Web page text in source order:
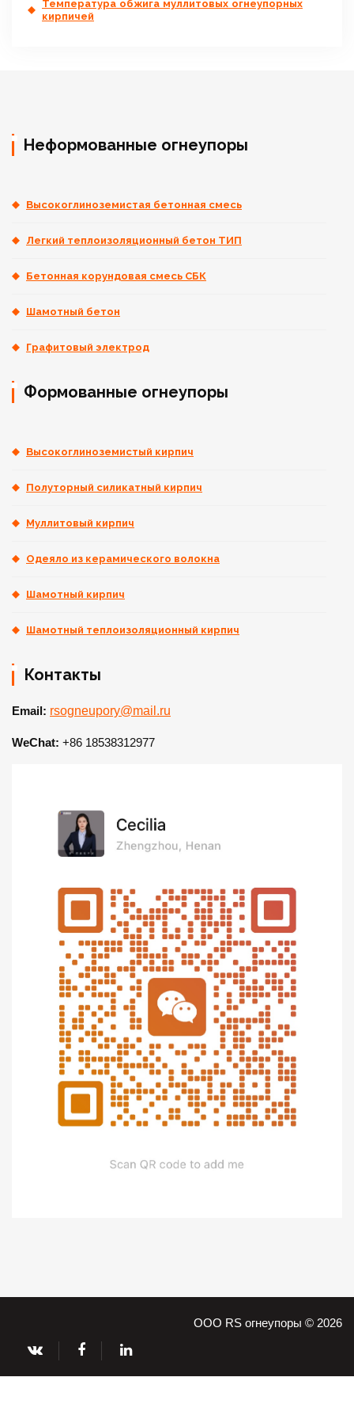
Температура обжига муллитовых огнеупорных
кирпичей
Неформованные огнеупоры
Высокоглиноземистая бетонная смесь
Легкий теплоизоляционный бетон ТИП
Бетонная корундовая смесь СБК
Шамотный бетон
Графитовый электрод
Формованные огнеупоры
Высокоглиноземистый кирпич
Полуторный силикатный кирпич
Муллитовый кирпич
Одеяло из керамического волокна
Шамотный кирпич
Шамотный теплоизоляционный кирпич
Контакты
Email: rsogneupory@mail.ru
WeChat: +86 18538312977
ООО RS огнеупоры © 2026